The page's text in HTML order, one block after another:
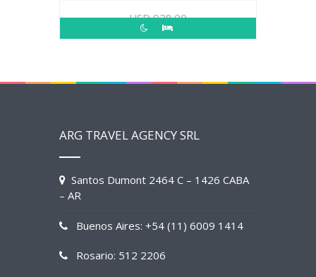
USD928.00
ARG TRAVEL AGENCY SRL
Santos Dumont 2464 C – 1426 CABA
– AR
Buenos Aires: +54 (11) 6009 1414
Rosario: 512 2206